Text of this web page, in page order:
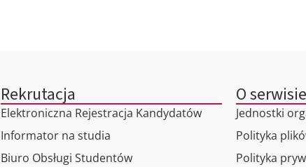
Rekrutacja
Elektroniczna Rejestracja Kandydatów
Informator na studia
Biuro Obsługi Studentów
O serwisie
Jednostki
Polityka
Polityka